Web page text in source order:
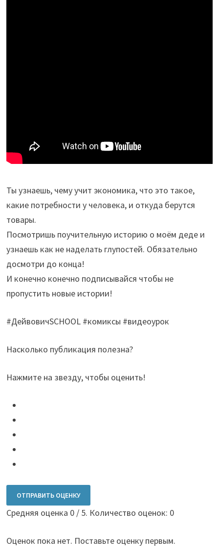
Ты узнаешь, чему учит экономика, что это такое,
какие потребности у человека, и откуда берутся
товары.
Посмотришь поучительную историю о моём деде и
узнаешь как не наделать глупостей. Обязательно
досмотри до конца!
И конечно конечно подписывайся чтобы не
пропустить новые истории!
#ДейвовичSCHOOL #комиксы #видеоурок
Насколько публикация полезна?
Нажмите на звезду, чтобы оценить!
ОТПРАВИТЬ ОЦЕНКУ
Средняя оценка 0/ 5. Количество оценок: 0
Оценок пока нет. Поставьте оценку первым.